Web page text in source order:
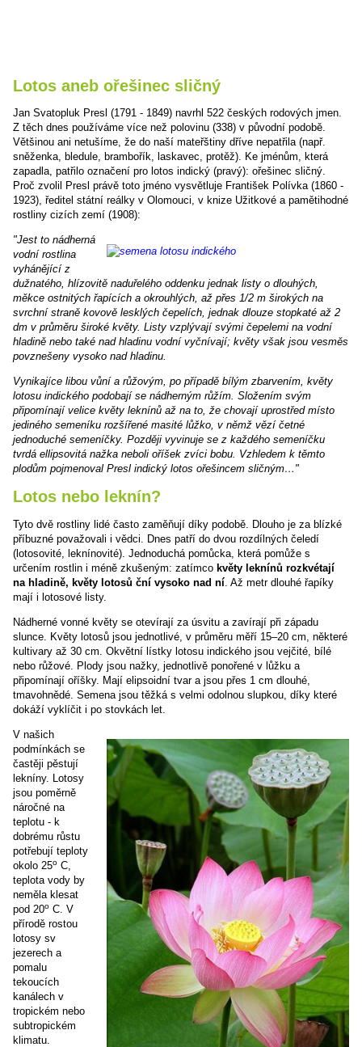
Lotos aneb ořešinec sličný
Jan Svatopluk Presl (1791 - 1849) navrhl 522 českých rodových jmen.
Z těch dnes používáme více než polovinu (338) v původní podobě.
Většinou ani netušíme, že do naší mateřštiny dříve nepatřila (např.
sněženka, bledule, brambořík, laskavec, protěž). Ke jménům, která
zapadla, patřilo označení pro lotos indický (pravý): ořešinec sličný.
Proč zvolil Presl právě toto jméno vysvětluje František Polívka (1860 -
1923), ředitel státní reálky v Olomouci, v knize Užitkové a pamětihodné
rostliny cizích zemí (1908):
"Jest to nádherná
vodní rostlina
vyhánějící z
dužnatého, hlízovitě naduřelého oddenku jednak listy o dlouhých,
měkce ostnitých řapících a okrouhlých, až přes 1/2 m širokých na
svrchní straně kovově lesklých čepelích, jednak dlouze stopkaté až 2
dm v průměru široké květy. Listy vzplývají svými čepelemi na vodní
hladině nebo také nad hladinu vodní vyčnívají; květy však jsou vesměs
povznešeny vysoko nad hladinu.
Vynikajíce libou vůní a růžovým, po případě bílým zbarvením, květy
lotosu indického podobají se nádherným růžím. Složením svým
připomínají velice květy leknínů až na to, že chovají uprostřed místo
jediného semeníku rozšířené masité lůžko, v němž vězí četné
jednoduché semeníčky. Později vyvinuje se z každého semeníčku
tvrdá ellipsovitá nažka neboli oříšek zvíci bobu. Vzhledem k těmto
plodům pojmenoval Presl indický lotos ořešincem sličným…"
Lotos nebo leknín?
Tyto dvě rostliny lidé často zaměňují díky podobě. Dlouho je za blízké
příbuzné považovali i vědci. Dnes patří do dvou rozdílných čeledí
(lotosovité, leknínovité). Jednoduchá pomůcka, která pomůže s
určením rostlin i méně zkušeným: zatímco květy leknínů rozkvétají
na hladině, květy lotosů ční vysoko nad ní . Až metr dlouhé řapíky
mají i lotosové listy.
Nádherné vonné květy se otevírají za úsvitu a zavírají při západu
slunce. Květy lotosů jsou jednotlivé, v průměru měří 15–20 cm, některé
kultivary až 30 cm. Okvětní lístky lotosu indického jsou vejčité, bílé
nebo růžové. Plody jsou nažky, jednotlivě ponořené v lůžku a
připomínají oříšky. Mají elipsoidní tvar a jsou přes 1 cm dlouhé,
tmavohnědé. Semena jsou těžká s velmi odolnou slupkou, díky které
dokáží vyklíčit i po stovkách let.
V našich
podmínkách se
častěji pěstují
lekníny. Lotosy
jsou poměrně
náročné na
teplotu - k
dobrému růstu
potřebují teploty
okolo 25o C,
teplota vody by
neměla klesat
pod 20o C. V
přírodě rostou
lotosy sv
jezerech a
pomalu
tekoucích
kanálech v
tropickém nebo
subtropickém
klimatu.